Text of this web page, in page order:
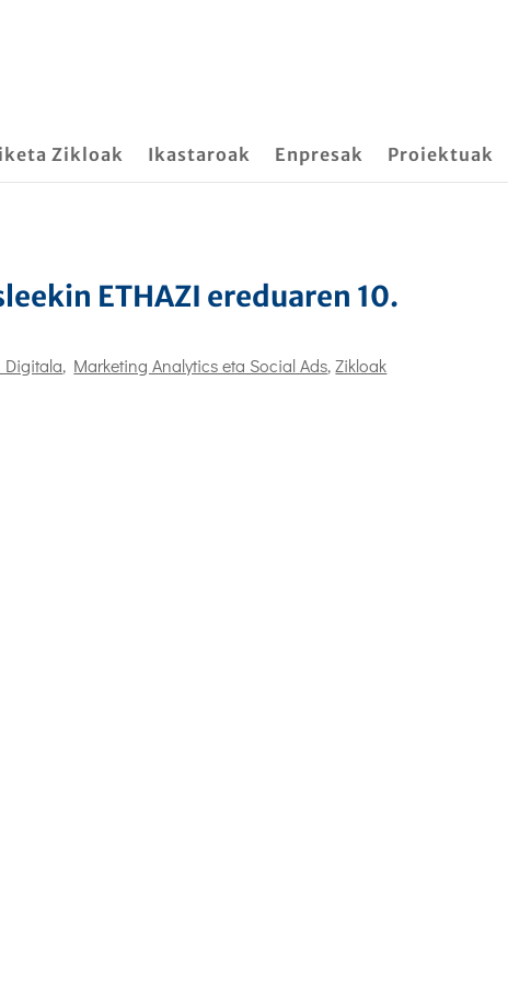
Zikloak Ikastaroak Enpresak Proiektuak
ETHAZI ereduaren 10.
, Marketing Analytics eta Social Ads,Zikloak